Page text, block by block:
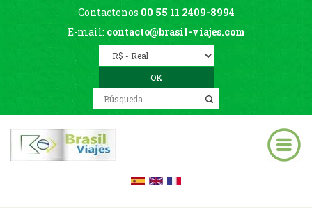
Contactenos 00 55 11 2409-8994
E-mail: contacto@brasil-viajes.com